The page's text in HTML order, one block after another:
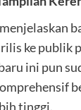
ke publik
ini pun
tinggi.